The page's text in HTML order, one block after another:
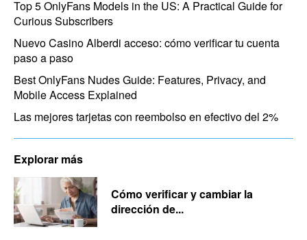
Top 5 OnlyFans Models in the US: A Practical Guide for
Curious Subscribers
Nuevo Casino Alberdi acceso: cómo verificar tu cuenta
paso a paso
Best OnlyFans Nudes Guide: Features, Privacy, and
Mobile Access Explained
Las mejores tarjetas con reembolso en efectivo del 2%
Explorar más
Cómo verificar y cambiar la
dirección de...